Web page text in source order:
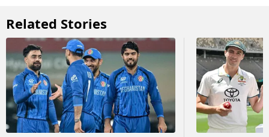
Related Stories